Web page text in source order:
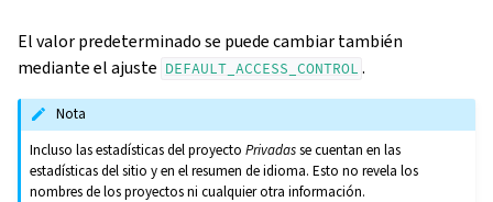
El valor predeterminado se puede cambiar también
mediante el ajuste DEFAULT_ACCESS_CONTROL .
Nota
Incluso las estadísticas del proyectoPrivadasse cuentan en las
estadísticas del sitio y en el resumen de idioma. Esto no revela los
nombres de los proyectos ni cualquier otra información.